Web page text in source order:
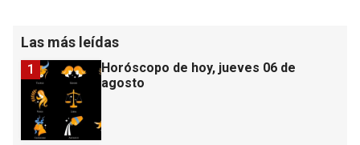
Las más leídas
Horóscopo de hoy, jueves 06 de
agosto
1